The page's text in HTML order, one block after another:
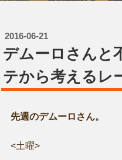
2016-06-21
デムーロさんと
テから考えるレ
先週のデムーロさん。
<土曜>